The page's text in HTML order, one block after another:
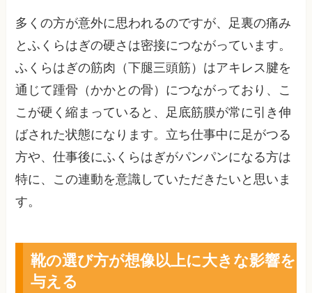
多くの方が意外に思われるのですが、足裏の痛み
とふくらはぎの硬さは密接につながっています。
ふくらはぎの筋肉（下腿三頭筋）はアキレス腱を
通じて踵骨（かかとの骨）につながっており、こ
こが硬く縮まっていると、足底筋膜が常に引き伸
ばされた状態になります。立ち仕事中に足がつる
方や、仕事後にふくらはぎがパンパンになる方は
特に、この連動を意識していただきたいと思いま
す。
靴の選び方が想像以上に大きな影響を
与える